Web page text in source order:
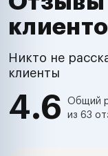
Никто не
клиенты
4.6
Общий
из 63